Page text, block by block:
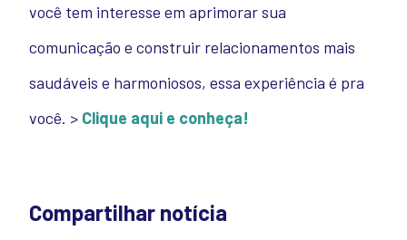
você tem interesse em aprimorar sua
comunicação e construir relacionamentos mais
saudáveis e harmoniosos, essa experiência é pra
você. > Clique aqui e conheça!
Compartilhar notícia